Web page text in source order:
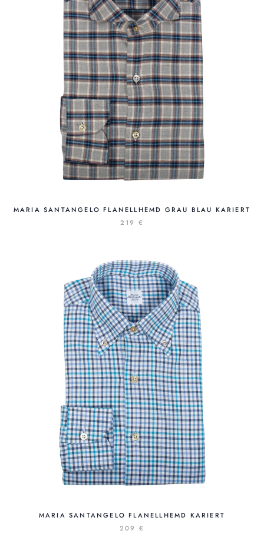
MARIA SANTANGELO FLANELLHEMD GRAU BLAU KARIERT
219 €
MARIA SANTANGELO FLANELLHEMD KARIERT
209 €